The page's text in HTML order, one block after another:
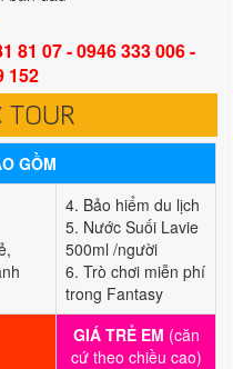
81 07 - 0946 333 006 -
152
TOUR
GỒM
4. Bảo hiểm du lịch
5. Nước Suối Lavie
500ml /người
6. Trò chơi miễn phí
trong Fantasy
GIÁ TRẺ EM (căn
cứ theo chiều cao)